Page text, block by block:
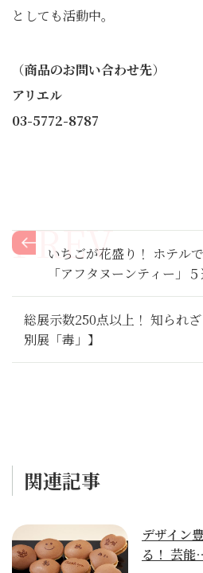
としても活動中。
（商品のお問い合わせ先）
アリエル
03-5772-8787
いちごが花盛り！ ホテル
「アフタヌーンティー」
総展示数250点以上！ 知られ
別展「毒」】
関連記事
デザイン
る！ 芸能